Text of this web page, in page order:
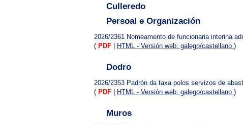
Culleredo
Persoal e Organización
2026/2361 Nomeamento de funcionaria interina
( PDF | HTML - Versión web: galego/castellano )
Dodro
2026/2353 Padrón da taxa polos servizos de
( PDF HTML - Versión web: galego/castellano )
Muros